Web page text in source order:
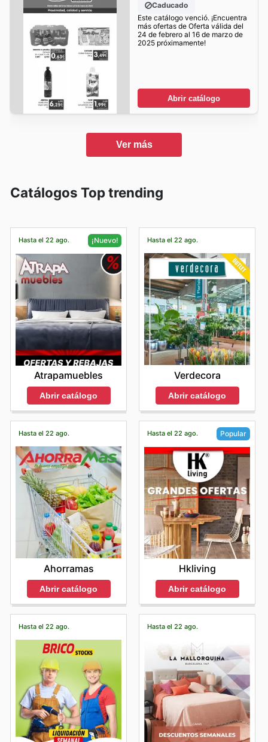
Caducado
Este catálogo venció. ¡Encuentra
más ofertas de Oferta válida del
24 de febrero al 16 de marzo de
2025 próximamente!
Abrir catálogo
Ver más
Catálogos Top trending
Hasta el 22 ago. ¡Nuevo!
Atrapamuebles
Abrir catálogo
Hasta el 22 ago.
Verdecora
Abrir catálogo
Hasta el 22 ago.
Ahorramas
Abrir catálogo
Hasta el 22 ago. Popular
Hkliving
Abrir catálogo
Hasta el 22 ago. Hasta el 22 ago.